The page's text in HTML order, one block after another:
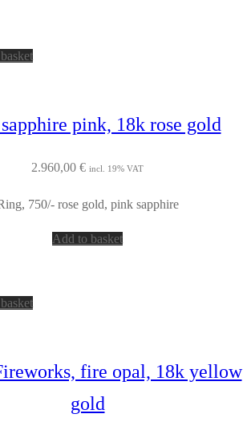
pink, 18k rose gold
2.960,00 € incl. 19% VAT
750/- rose gold, pink sapphire
Add to basket
fire opal, 18k yellow
gold